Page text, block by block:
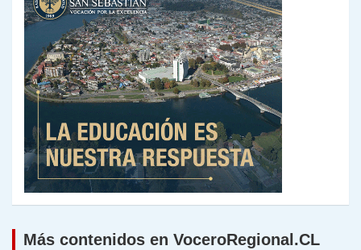
Más contenidos en VoceroRegional.CL